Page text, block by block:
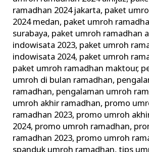
ramadhan 2024 jakarta, paket
2024 medan, paket umroh
surabaya, paket umroh ramadhan
indowisata 2023, paket umroh
indowisata 2024, paket umroh
paket umroh ramadhan maktour,
umroh di bulan ramadhan,
ramadhan, pengalaman umroh
umroh akhir ramadhan, promo
ramadhan 2023, promo umroh
2024, promo umroh ramadhan,
ramadhan 2023, promo umroh